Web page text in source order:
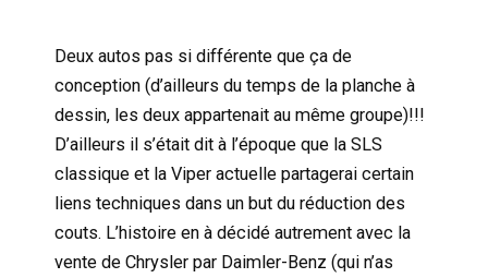
Deux autos pas si différente que ça de
conception (d’ailleurs du temps de la planche à
dessin, les deux appartenait au même groupe)!!!
D’ailleurs il s’était dit à l’époque que la SLS
classique et la Viper actuelle partagerai certain
liens techniques dans un but du réduction des
couts. L’histoire en à décidé autrement avec la
vente de Chrysler par Daimler-Benz (qui n’as